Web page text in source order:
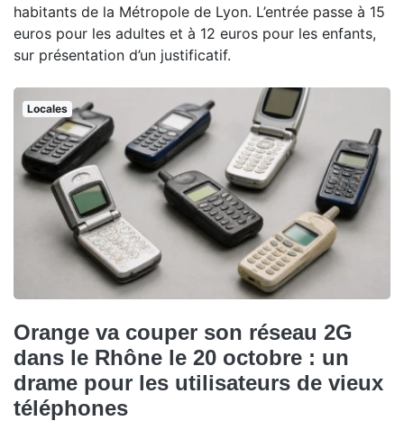
habitants de la Métropole de Lyon. L’entrée passe à 15
euros pour les adultes et à 12 euros pour les enfants,
sur présentation d’un justificatif.
Locales
Orange va couper son réseau 2G
dans le Rhône le 20 octobre : un
drame pour les utilisateurs de vieux
téléphones